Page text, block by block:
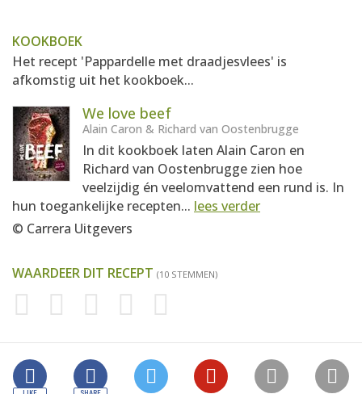
KOOKBOEK
Het recept 'Pappardelle met draadjesvlees' is
afkomstig uit het kookboek...
We love beef
Alain Caron & Richard van Oostenbrugge
In dit kookboek laten Alain Caron en
Richard van Oostenbrugge zien hoe
veelzijdig én veelomvattend een rund is. In
hun toegankelijke recepten... lees verder
© Carrera Uitgevers
WAARDEER DIT RECEPT (10 STEMMEN)